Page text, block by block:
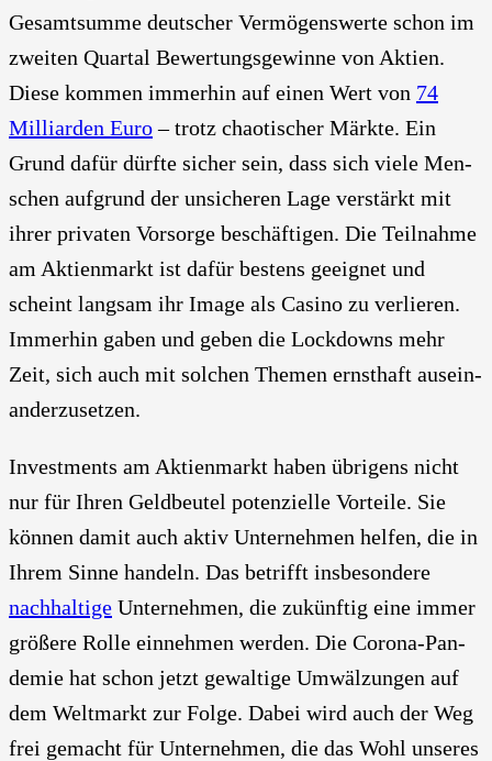
Gesamt­sum­me deut­scher Ver­mö­gens­wer­te schon im
zwei­ten Quar­tal Bewer­tungs­ge­win­ne von Akti­en.
Die­se kom­men immer­hin auf einen Wert von 74
Mil­li­ar­den Euro– trotz chao­ti­scher Märk­te. Ein
Grund dafür dürf­te sicher sein, dass sich vie­le Men­
schen auf­grund der unsi­che­ren Lage ver­stärkt mit
ihrer pri­va­ten Vor­sor­ge beschäf­ti­gen. Die Teil­nah­me
am Akti­en­markt ist dafür bes­tens geeig­net und
scheint lang­sam ihr Image als Casi­no zu ver­lie­ren.
Immer­hin gaben und geben die Lock­downs mehr
Zeit, sich auch mit sol­chen The­men ernst­haft aus­ein­
an­der­zu­set­zen.
Invest­ments am Akti­en­markt haben übri­gens nicht
nur für Ihren Geld­beu­tel poten­zi­el­le Vor­tei­le. Sie
kön­nen damit auch aktiv Unter­neh­men hel­fen, die in
Ihrem Sin­ne han­deln. Das betrifft ins­be­son­de­re
nach­hal­ti­ge Unter­neh­men, die zukünf­tig eine immer
grö­ße­re Rol­le ein­neh­men wer­den. Die Coro­na-Pan­
de­mie hat schon jetzt gewal­ti­ge Umwäl­zun­gen auf
dem Welt­markt zur Fol­ge. Dabei wird auch der Weg
frei gemacht für Unter­neh­men, die das Wohl unse­res